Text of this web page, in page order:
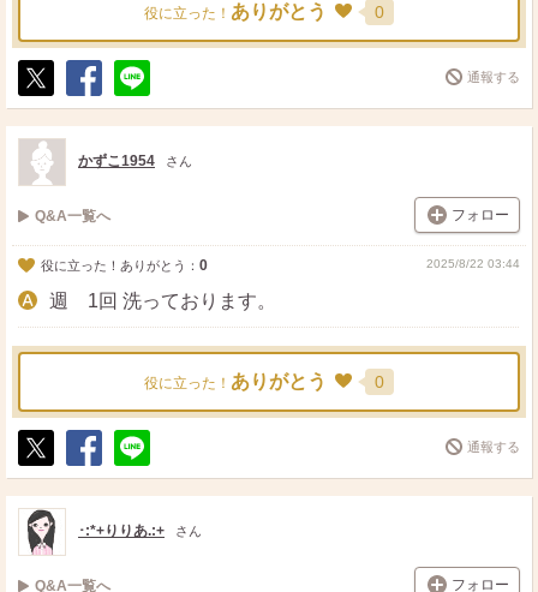
役に立った！ ありがとう 0
ポ
ス
ト
シ
ェ
送
る
通報する
かずこ1954 さん
Q&A一覧へ フォロー
役に立った！ありがとう： 0 2025/8/22 03:44
週 1回 洗っております。
役に立った！ ありがとう 0
ポ
ス
ト
シ
ェ
送
る
通報する
･:*+りりあ.:+ さん
Q&A一覧へ フォロー